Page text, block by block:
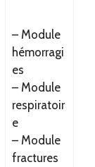
– Module
hémorragi
es
– Module
respiratoir
e
– Module
fractures